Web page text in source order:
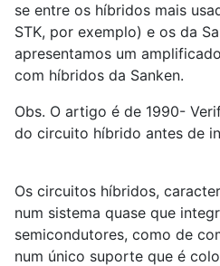
se entre os híbridos mais
STK, por exemplo) e os da
apresentamos um
com híbridos da Sanken.
Obs. O artigo é de 1990-
do circuito híbrido antes de
Os circuitos híbridos,
num sistema quase que
semicondutores, como de
num único suporte que é